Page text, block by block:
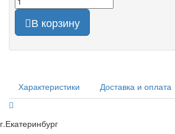
В корзину
Характеристики Доставка и оплата
г.Екатеринбург